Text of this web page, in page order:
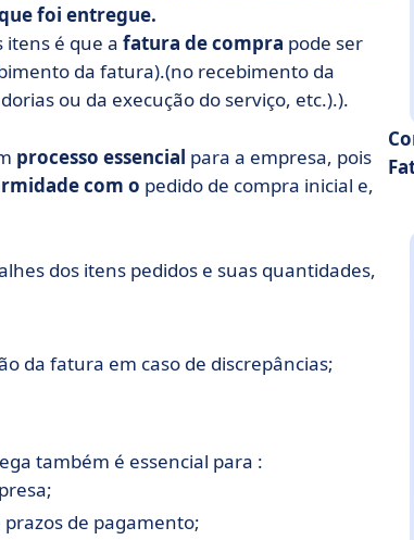
foi entregue.
itens é que a fatura de compra pode ser
da fatura).(no recebimento da
ou da execução do serviço, etc.).).
processo essencial para a empresa, pois
com o pedido de compra inicial e,
dos itens pedidos e suas quantidades,
da fatura em caso de discrepâncias;
também é essencial para :
de pagamento;